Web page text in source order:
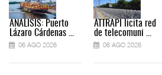
ANÁLISIS: Puerto
Lázaro Cárdenas ...
06 AGO 2026
ATTRAPI licita red
de telecomuni ...
06 AGO 2026